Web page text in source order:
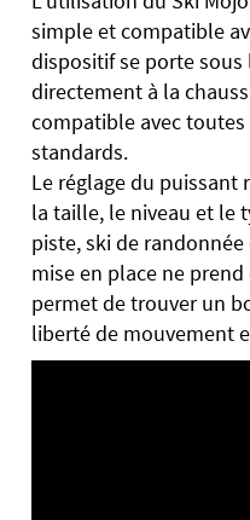
simple et compatible
dispositif se porte sous
directement à la
compatible avec
standards.
Le réglage du puissant
la taille, le niveau et le
piste, ski de
mise en place ne
permet de trouver un
liberté de mouvement